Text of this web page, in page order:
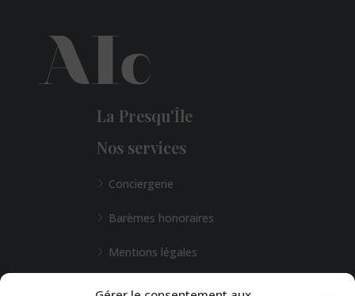
La Presqu'Île
Nos services
Conciergerie
Barèmes honoraires
Mentions légales